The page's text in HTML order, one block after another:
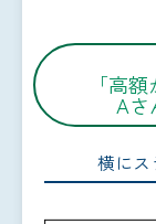
「高
Aさ
横にス